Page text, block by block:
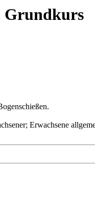
Grundkurs
Erwachsene